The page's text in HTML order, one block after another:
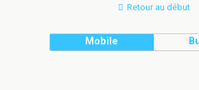
Retour au début
Mobile